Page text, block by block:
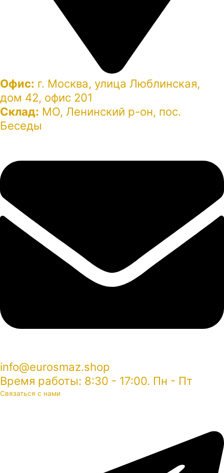
Офис: г. Москва, улица Люблинская,
дом 42, офис 201
Склад: МО, Ленинский р-он, пос.
Беседы
info@eurosmaz.shop
Время работы: 8:30 - 17:00. Пн - Пт
Связаться с нами